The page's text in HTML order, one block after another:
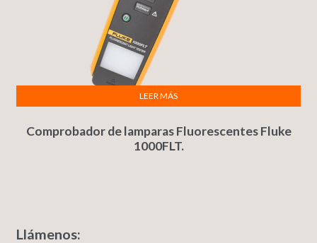
Comprobador de lamparas Fluorescentes Fluke
1000FLT.
LEER MÁS
Llámenos: